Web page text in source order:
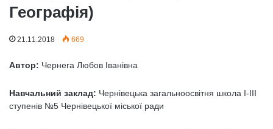
Географія)
21.11.2018 669
Автор: Чернега Любов Іванівна
Навчальний заклад: Чернівецька загальноосвітня школа І-ІІІ
ступенів №5 Чернівецької міської ради